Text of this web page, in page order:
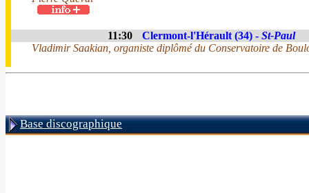
11:30 Clermont-l'Hérault (34) - St-Paul
Vladimir Saakian, organiste diplômé du Conservatoire de
Base discographique